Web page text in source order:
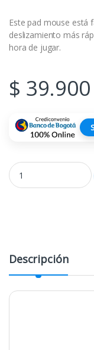
Este pad mouse está
deslizamiento más
hora de jugar.
$ 39.900
Pad Mouse Gaming
Descripción